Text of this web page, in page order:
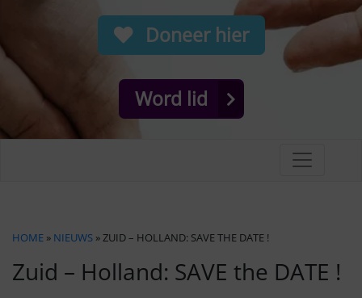
Doneer hier
Word lid
HOME » NIEUWS » ZUID – HOLLAND: SAVE THE DATE !
Zuid – Holland: SAVE the DATE !